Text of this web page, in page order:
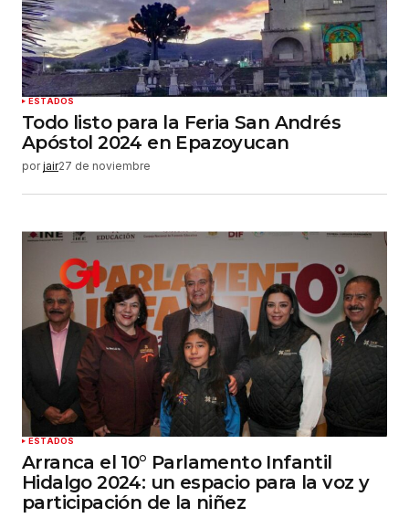
web en este navegador para la próxima vez que
haga un comentario.
Enviar comentario
ESTADOS
Todo listo para la Feria San Andrés
Apóstol 2024 en Epazoyucan
por jair27 de noviembre
ESTADOS
Arranca el 10° Parlamento Infantil
Hidalgo 2024: un espacio para la voz y
participación de la niñez